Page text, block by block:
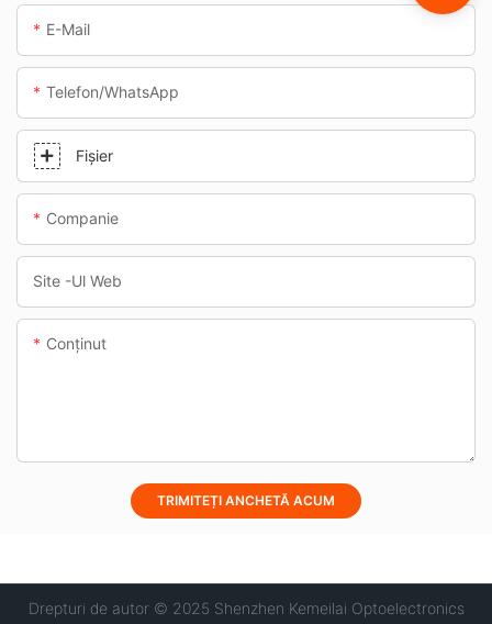
E-Mail
Telefon/WhatsApp
Fişier
Companie
Site -ul Web
Conţinut
TRIMITEȚI ANCHETĂ ACUM
Drepturi de autor © 2025 Shenzhen Kemeilai Optoelectronics